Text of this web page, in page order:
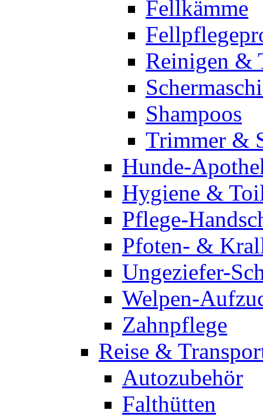
Fellkämme
Reinigen &
Shampoos
Trimmer &
Hunde-
Hygiene &
Pflege-
Pfoten- &
Ungeziefer-
Welpen-
Zahnpflege
Reise &
Autozubehör
Falthütten